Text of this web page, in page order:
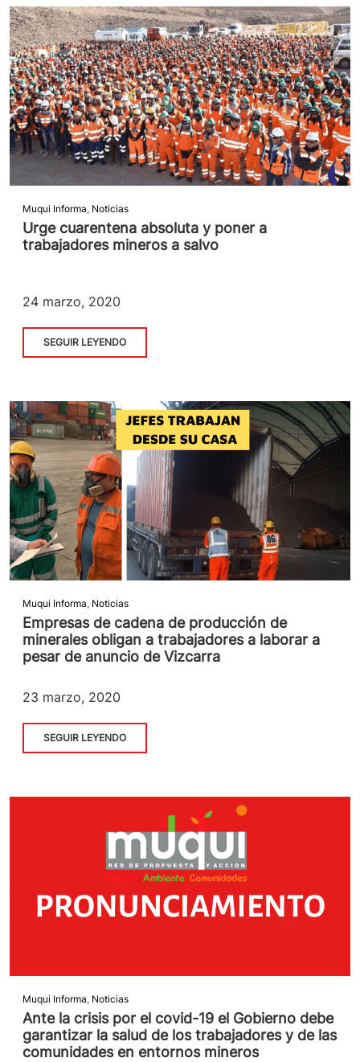
Muqui Informa, Noticias
Urge cuarentena absoluta y poner a
trabajadores mineros a salvo
24 marzo, 2020
SEGUIR LEYENDO
Muqui Informa, Noticias
Empresas de cadena de producción de
minerales obligan a trabajadores a laborar a
pesar de anuncio de Vizcarra
23 marzo, 2020
SEGUIR LEYENDO
Muqui Informa, Noticias
Ante la crisis por el covid-19 el Gobierno debe
garantizar la salud de los trabajadores y de las
comunidades en entornos mineros